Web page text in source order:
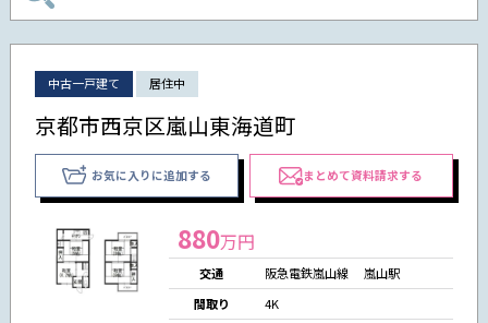
中古一戸建て 居住中
京都市西京区嵐山東海道町
お気に入りに追加する まとめて資料請求する
880万円
交通
阪急電鉄嵐山線 嵐山駅
間取り
4K